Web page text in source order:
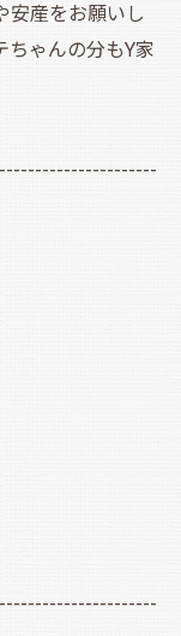
安産をお願いし
ちゃんの分もY家